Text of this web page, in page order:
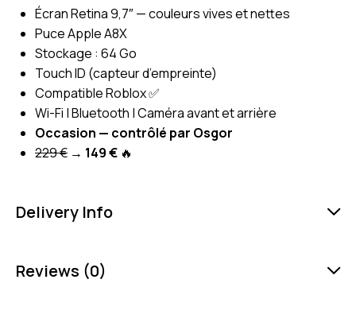
Écran Retina 9,7″ — couleurs vives et nettes
Puce Apple A8X
Stockage : 64 Go
Touch ID (capteur d’empreinte)
Compatible Roblox ✅
Wi-Fi | Bluetooth | Caméra avant et arrière
Occasion — contrôlé par Osgor
229 € → 149 € 🔥
Delivery Info
Reviews (0)